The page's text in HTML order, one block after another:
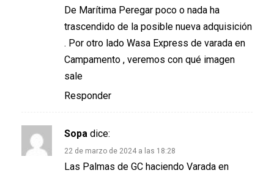
De Marítima Peregar poco o nada ha
trascendido de la posible nueva adquisición
. Por otro lado Wasa Express de varada en
Campamento , veremos con qué imagen
sale
Responder
Sopa dice:
22 de marzo de 2024 a las 18:28
Las Palmas de GC haciendo Varada en